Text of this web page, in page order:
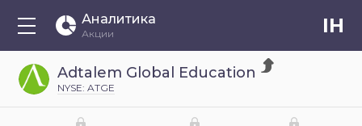
Аналитика
Акции IH
Adtalem Global Education
NYSE: ATGE